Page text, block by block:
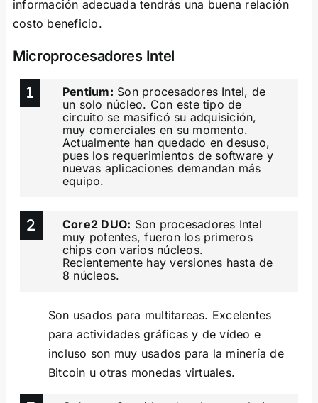
información adecuada tendrás una buena relación
costo beneficio.
Microprocesadores Intel
Pentium: Son procesadores Intel, de
un solo núcleo. Con este tipo de
circuito se masificó su adquisición,
muy comerciales en su momento.
Actualmente han quedado en desuso,
pues los requerimientos de software y
nuevas aplicaciones demandan más
equipo.
Core2 DUO: Son procesadores Intel
muy potentes, fueron los primeros
chips con varios núcleos.
Recientemente hay versiones hasta de
8 núcleos.
Son usados para multitareas. Excelentes
para actividades gráficas y de vídeo e
incluso son muy usados para la minería de
Bitcoin u otras monedas virtuales.